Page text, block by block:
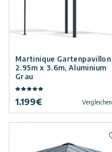
Martinique Gartenpavillon
2.95m x 3.6m, Aluminium
Grau
1.199€ Vergleichen